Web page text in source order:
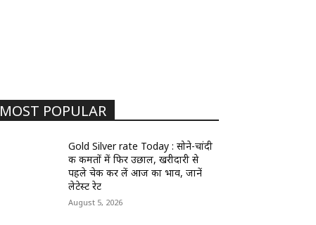
MOST POPULAR
Gold Silver rate Today : सोने-चांदी
की कीमतों में फिर उछाल, खरीदारी से
पहले चेक कर लें आज का भाव, जानें
लेटेस्ट रेट
August 5, 2026